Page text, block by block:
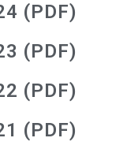
(PDF)
(PDF)
(PDF)
(PDF)